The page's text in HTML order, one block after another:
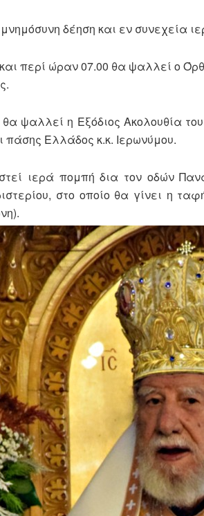
δέηση και εν συνεχεία
περί ώραν 07.00 θα ψαλλεί ο
ψαλλεί η Εξόδιος Ακολουθία
πάσης Ελλάδος κ.κ. Ιερωνύμου.
ιερά πομπή δια τον οδών
στο οποίο θα γίνει η